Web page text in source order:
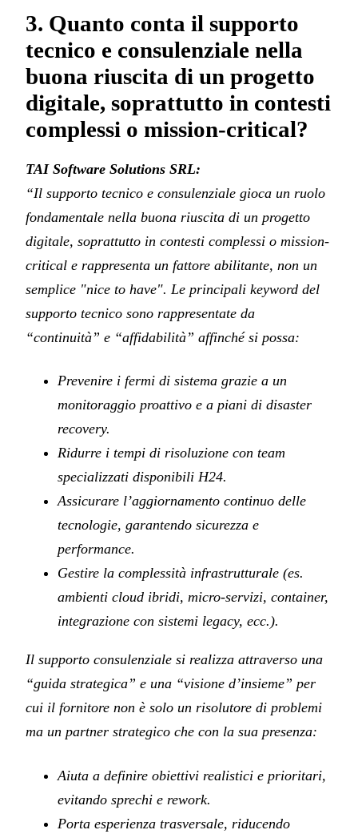
3. Quanto conta il supporto
tecnico e consulenziale nella
buona riuscita di un progetto
digitale, soprattutto in contesti
complessi o mission-critical?
TAI Software Solutions SRL:
“Il supporto tecnico e consulenziale gioca un ruolo
fondamentale nella buona riuscita di un progetto
digitale, soprattutto in contesti complessi o mission-
critical e rappresenta un fattore abilitante, non un
semplice "nice to have". Le principali keyword del
supporto tecnico sono rappresentate da
“continuità” e “affidabilità” affinché si possa:
Prevenire i fermi di sistema grazie a un
monitoraggio proattivo e a piani di disaster
recovery.
Ridurre i tempi di risoluzione con team
specializzati disponibili H24.
Assicurare l’aggiornamento continuo delle
tecnologie, garantendo sicurezza e
performance.
Gestire la complessità infrastrutturale (es.
ambienti cloud ibridi, micro-servizi, container,
integrazione con sistemi legacy, ecc.).
Il supporto consulenziale si realizza attraverso una
“guida strategica” e una “visione d’insieme” per
cui il fornitore non è solo un risolutore di problemi
ma un partner strategico che con la sua presenza:
Aiuta a definire obiettivi realistici e prioritari,
evitando sprechi e rework.
Porta esperienza trasversale, riducendo